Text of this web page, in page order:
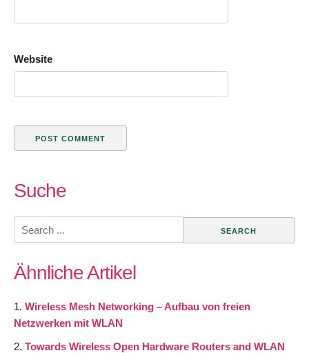
Website
Suche
Search
for:
Ähnliche Artikel
Wireless Mesh Networking – Aufbau von freien
Netzwerken mit WLAN
Towards Wireless Open Hardware Routers and WLAN